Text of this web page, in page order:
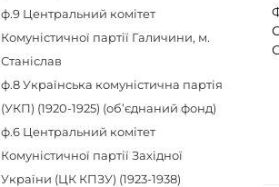
ф.9 Центральний комітет
Комуністичної партії Галичини, м.
Станіслав
ф.8Українська комуністична партія
(УКП) (1920-1925) (об’єднаний фонд)
ф.6 Центральний комітет
Комуністичної партії Західної
України (ЦК КПЗУ) (1923-1938)